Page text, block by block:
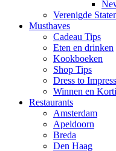
Verenigde
Musthaves
Cadeau Tips
Eten en drinken
Kookboeken
Shop Tips
Dress to Impress
Winnen en
Restaurants
Amsterdam
Apeldoorn
Breda
Den Haag